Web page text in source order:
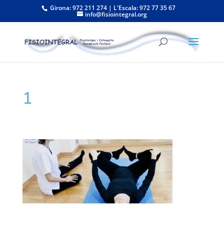
Girona: 972 211 274 | L'Escala: 972 77 35 67
info@fisiointegral.org
1